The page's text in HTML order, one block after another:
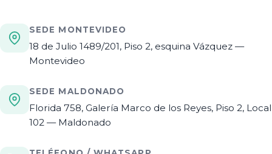
SEDE MONTEVIDEO
18 de Julio 1489/201, Piso 2, esquina Vázquez —
Montevideo
SEDE MALDONADO
Florida 758, Galería Marco de los Reyes, Piso 2, Local
102 — Maldonado